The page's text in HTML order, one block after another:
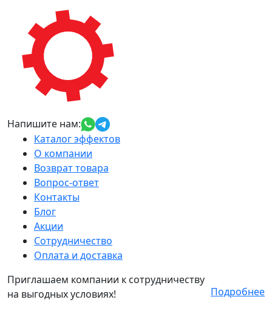
Напишите нам:
Каталог эффектов
О компании
Возврат товара
Вопрос-ответ
Контакты
Блог
Акции
Сотрудничество
Оплата и доставка
Приглашаем компании к сотрудничеству
на выгодных условиях!
Подробнее